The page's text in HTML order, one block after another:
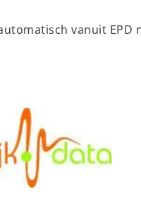
vanuit EPD